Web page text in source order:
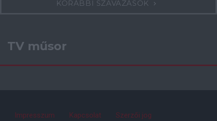
KORÁBBI SZAVAZÁSOK
TV műsor
Impresszum Kapcsolat Szerzői jog